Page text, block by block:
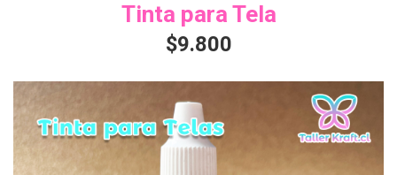
Tinta para Tela
$9.800